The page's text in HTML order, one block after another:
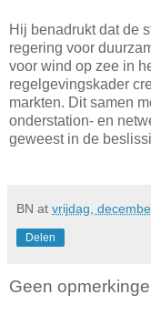
Hij benadrukt dat de
regering voor
voor wind op zee in
regelgevingskader
markten. Dit samen
onderstation- en
geweest in de
BN at vrijdag,
Delen
Geen